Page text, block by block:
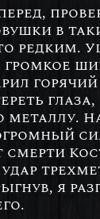
в
редким.
металлу.
смерти
я